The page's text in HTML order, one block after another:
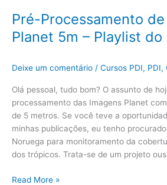
Pré-Processamento
Planet 5m – Playlist do
Deixe um comentário / Cursos PDI, PDI,
Olá pessoal, tudo bom? O assunto de
processamento das Imagens Planet
de 5 metros. Se você teve a
minhas publicações, eu tenho
Noruega para monitoramento da
dos trópicos. Trata-se de um projeto
Read More »